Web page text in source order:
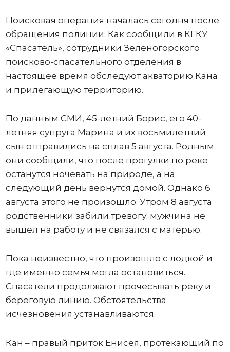
Поисковая операция началась сегодня после
обращения полиции. Как сообщили в КГКУ
«Спасатель», сотрудники Зеленогорского
поисково-спасательного отделения в
настоящее время обследуют акваторию Кана
и прилегающую территорию.
По данным СМИ, 45-летний Борис, его 40-
летняя супруга Марина и их восьмилетний
сын отправились на сплав 5 августа. Родным
они сообщили, что после прогулки по реке
останутся ночевать на природе, а на
следующий день вернутся домой. Однако 6
августа этого не произошло. Утром 8 августа
родственники забили тревогу: мужчина не
вышел на работу и не связался с матерью.
Пока неизвестно, что произошло с лодкой и
где именно семья могла остановиться.
Спасатели продолжают прочесывать реку и
береговую линию. Обстоятельства
исчезновения устанавливаются.
Кан – правый приток Енисея, протекающий по